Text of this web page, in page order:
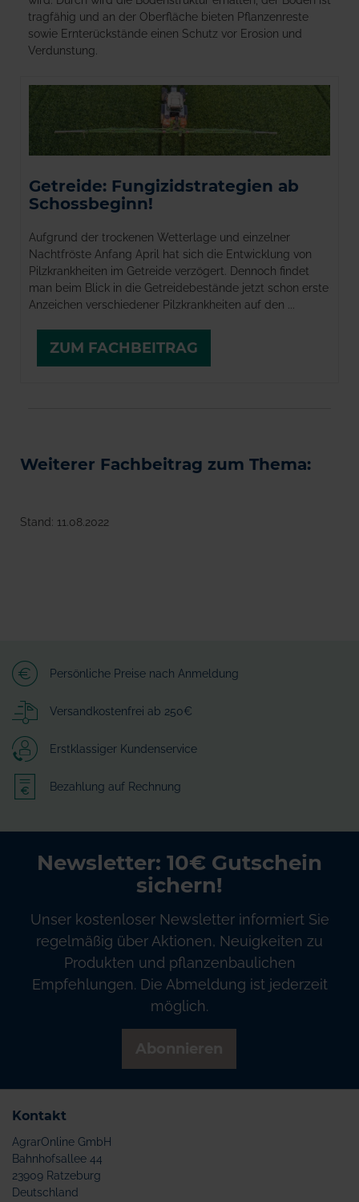
tragfähig und an der Oberfläche bieten Pflanzenreste
sowie Ernterückstände einen Schutz vor Erosion und
Verdunstung.
Getreide: Fungizidstrategien ab
Schossbeginn!
Aufgrund der trockenen Wetterlage und einzelner
Nachtfröste Anfang April hat sich die Entwicklung von
Pilzkrankheiten im Getreide verzögert. Dennoch findet
man beim Blick in die Getreidebestände jetzt schon erste
Anzeichen verschiedener Pilzkrankheiten auf den ...
ZUM FACHBEITRAG
Weiterer Fachbeitrag zum Thema:
Stand: 11.08.2022
Persönliche Preise nach Anmeldung
Versandkostenfrei ab 250€
Erstklassiger Kundenservice
Bezahlung auf Rechnung
Newsletter: 10€ Gutschein
sichern!
Unser kostenloser Newsletter informiert Sie
regelmäßig über Aktionen, Neuigkeiten zu
Produkten und pflanzenbaulichen
Empfehlungen. Die Abmeldung ist jederzeit
möglich.
Kontakt
AgrarOnline GmbH
Bahnhofsallee 44
23909 Ratzeburg
Deutschland